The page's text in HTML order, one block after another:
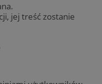
jej treść zostanie